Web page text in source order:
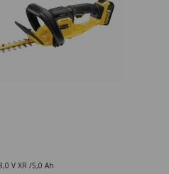
V XR /5,0 Ah